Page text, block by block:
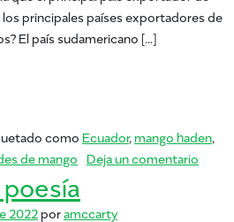
principales países exportadores de
El país sudamericano […]
como Ecuador, mango haden
de mango Deja un comentario
2022poramccarty